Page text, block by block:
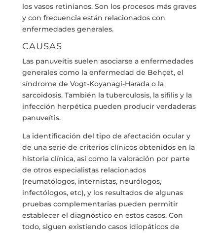
los vasos retinianos. Son los procesos más graves
y con frecuencia están relacionados con
enfermedades generales.
CAUSAS
Las panuveítis suelen asociarse a enfermedades
generales como la enfermedad de Behçet, el
síndrome de Vogt-Koyanagi-Harada o la
sarcoidosis. También la tuberculosis, la sífilis y la
infección herpética pueden producir verdaderas
panuveítis.
La identificación del tipo de afectación ocular y
de una serie de criterios clínicos obtenidos en la
historia clínica, así como la valoración por parte
de otros especialistas relacionados
(reumatólogos, internistas, neurólogos,
infectólogos, etc), y los resultados de algunas
pruebas complementarias pueden permitir
establecer el diagnóstico en estos casos. Con
todo, siguen existiendo casos idiopáticos de